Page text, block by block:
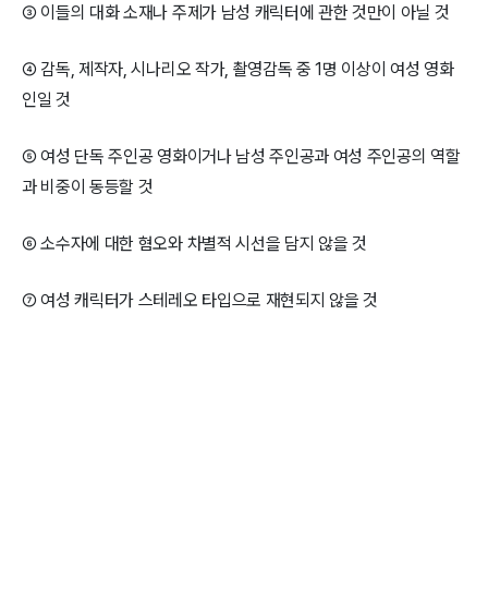
③ 이들의 대화 소재나 주제가 남성 캐릭터에 관한 것만이 아닐 것
④ 감독, 제작자, 시나리오 작가, 촬영감독 중 1명 이상이 여성 영화
인일 것
⑤ 여성 단독 주인공 영화이거나 남성 주인공과 여성 주인공의 역할
과 비중이 동등할 것
⑥ 소수자에 대한 혐오와 차별적 시선을 담지 않을 것
⑦ 여성 캐릭터가 스테레오 타입으로 재현되지 않을 것